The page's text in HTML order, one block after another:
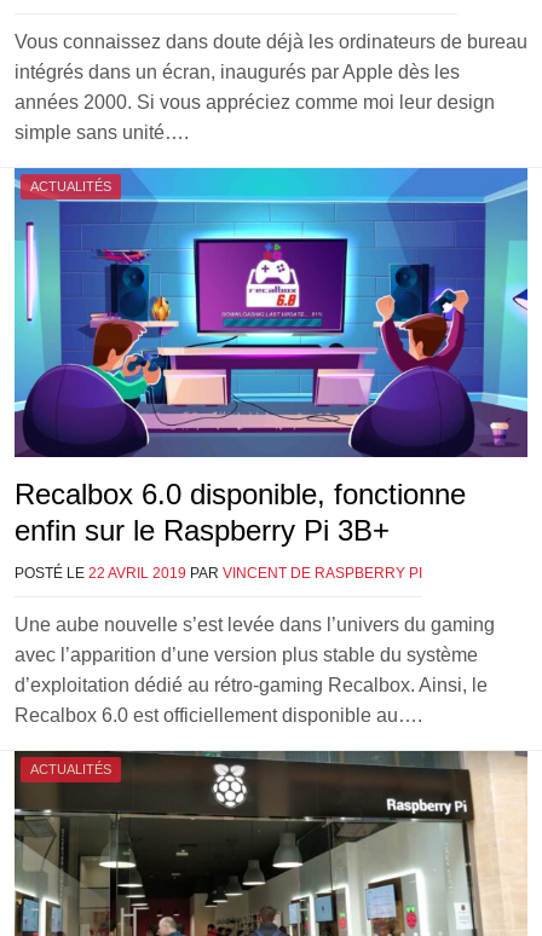
Vous connaissez dans doute déjà les ordinateurs de bureau
intégrés dans un écran, inaugurés par Apple dès les
années 2000. Si vous appréciez comme moi leur design
simple sans unité….
ACTUALITÉS
Recalbox 6.0 disponible, fonctionne
enfin sur le Raspberry Pi 3B+
POSTÉ LE 22 AVRIL 2019 PAR VINCENT DE RASPBERRY PI
Une aube nouvelle s’est levée dans l’univers du gaming
avec l’apparition d’une version plus stable du système
d’exploitation dédié au rétro-gaming Recalbox. Ainsi, le
Recalbox 6.0 est officiellement disponible au….
ACTUALITÉS